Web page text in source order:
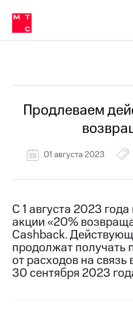
связь
и подписки
Интернет-магазин
30% на связь
кабинеты
Мобильная
и
Спутниковое
МТС
номер
в МТС
Тарифы
Услуги
в МТС
Услуги
приложение
Мой
МТС
Акции
Скидка 30%
на связь
Продлеваем
01 августа 2023
С 1 августа 2023
акции «20%
Cashback.
продолжат получать
от расходов на
30 сентября 2023